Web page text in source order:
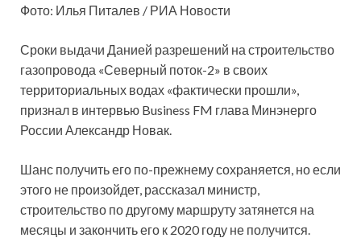
Фото: Илья Питалев / РИА Новости
Сроки выдачи Данией разрешений на строительство
газопровода «Северный поток-2» в своих
территориальных водах «фактически прошли»,
признал в интервью Business FM глава Минэнерго
России Александр Новак.
Шанс получить его по-прежнему сохраняется, но если
этого не произойдет, рассказал министр,
строительство по другому маршруту затянется на
месяцы и закончить его к 2020 году не получится.